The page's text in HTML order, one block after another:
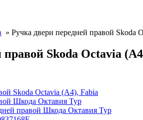
» Ручка двери передней правой Skoda
правой Skoda Octavia